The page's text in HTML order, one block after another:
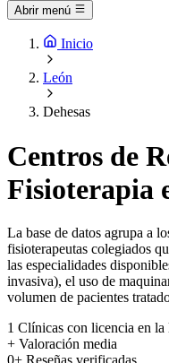
Abrir menú
Inicio
León
Dehesas
Centros de
Fisioterapia
La base de datos agrupa a
fisioterapeutas colegiados
las especialidades
invasiva), el uso de
volumen de pacientes
1 Clínicas con licencia en la
+ Valoración media